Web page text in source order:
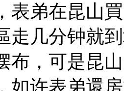
表弟在昆山
走几分钟就
布，可是昆
如许表弟還